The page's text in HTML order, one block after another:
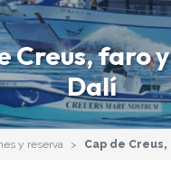
Creus, faro
Dalí
y reserva Cap de